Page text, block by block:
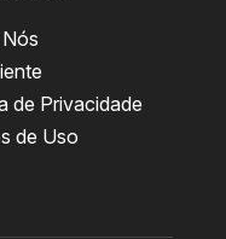
de Privacidade
de Uso